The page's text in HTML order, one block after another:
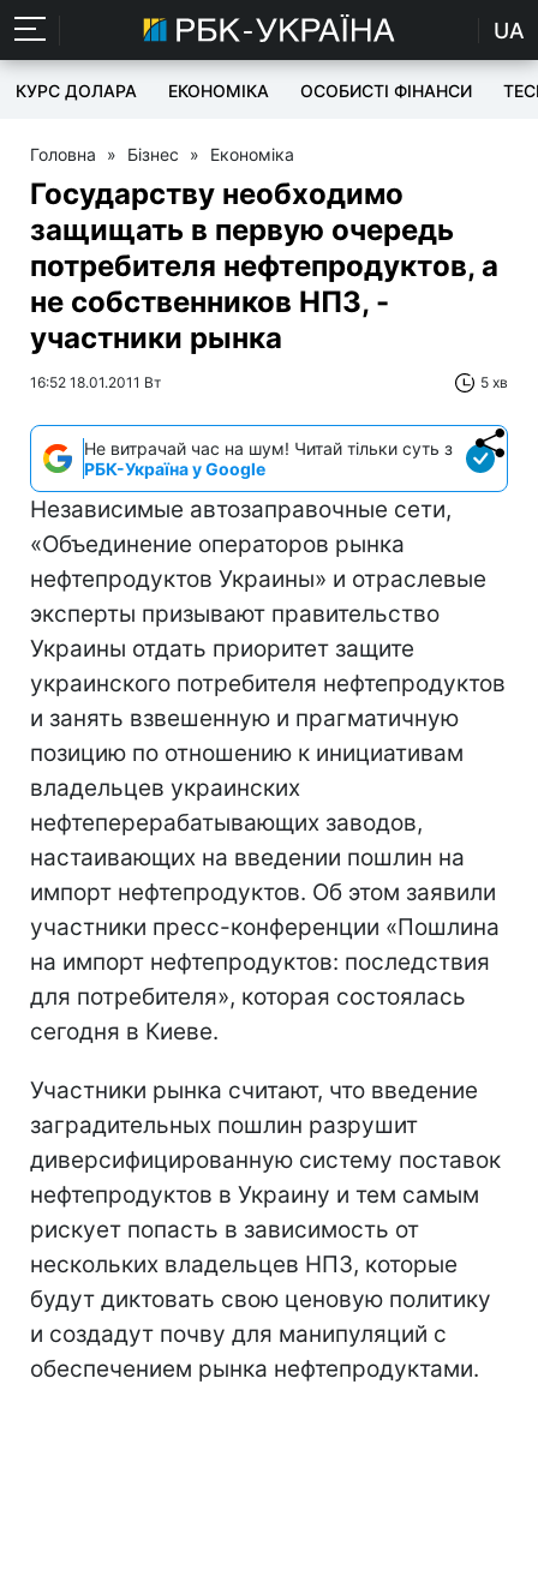
UA
КУРС ДОЛАРА ЕКОНОМІКА ОСОБИСТІ ФІНАНСИ
Головна » Бізнес » Економіка
Государству необходимо
защищать в первую очередь
потребителя нефтепродуктов, а
не собственников НПЗ, -
участники рынка
16:52 18.01.2011 Вт 5 хв
Не витрачай час на шум! Читай тільки суть з
РБК-Україна у Google
Независимые автозаправочные сети,
«Объединение операторов рынка
нефтепродуктов Украины» и отраслевые
эксперты призывают правительство
Украины отдать приоритет защите
украинского потребителя нефтепродуктов
и занять взвешенную и прагматичную
позицию по отношению к инициативам
владельцев украинских
нефтеперерабатывающих заводов,
настаивающих на введении пошлин на
импорт нефтепродуктов. Об этом заявили
участники пресс-конференции «Пошлина
на импорт нефтепродуктов: последствия
для потребителя», которая состоялась
сегодня в Киеве.
Участники рынка считают, что введение
заградительных пошлин разрушит
диверсифицированную систему поставок
нефтепродуктов в Украину и тем самым
рискует попасть в зависимость от
нескольких владельцев НПЗ, которые
будут диктовать свою ценовую политику
и создадут почву для манипуляций с
обеспечением рынка нефтепродуктами.